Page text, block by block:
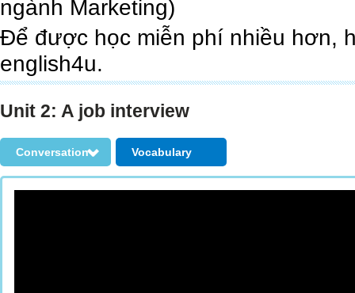
ngành Marketing)
Để được học miễn phí nhiều hơn,
english4u.
Unit 2: A job interview
Conversation Vocabulary